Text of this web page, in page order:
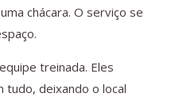
chácara. O serviço se
treinada. Eles
deixando o local